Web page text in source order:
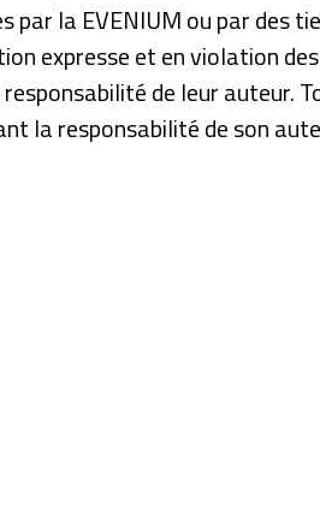
la EVENIUM ou par des
expresse et en violation
de leur auteur.
la responsabilité de son